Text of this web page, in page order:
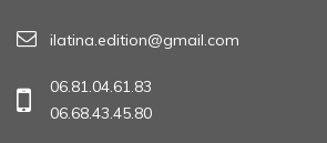
ilatina.edition@gmail.com
06.81.04.61.83
06.68.43.45.80